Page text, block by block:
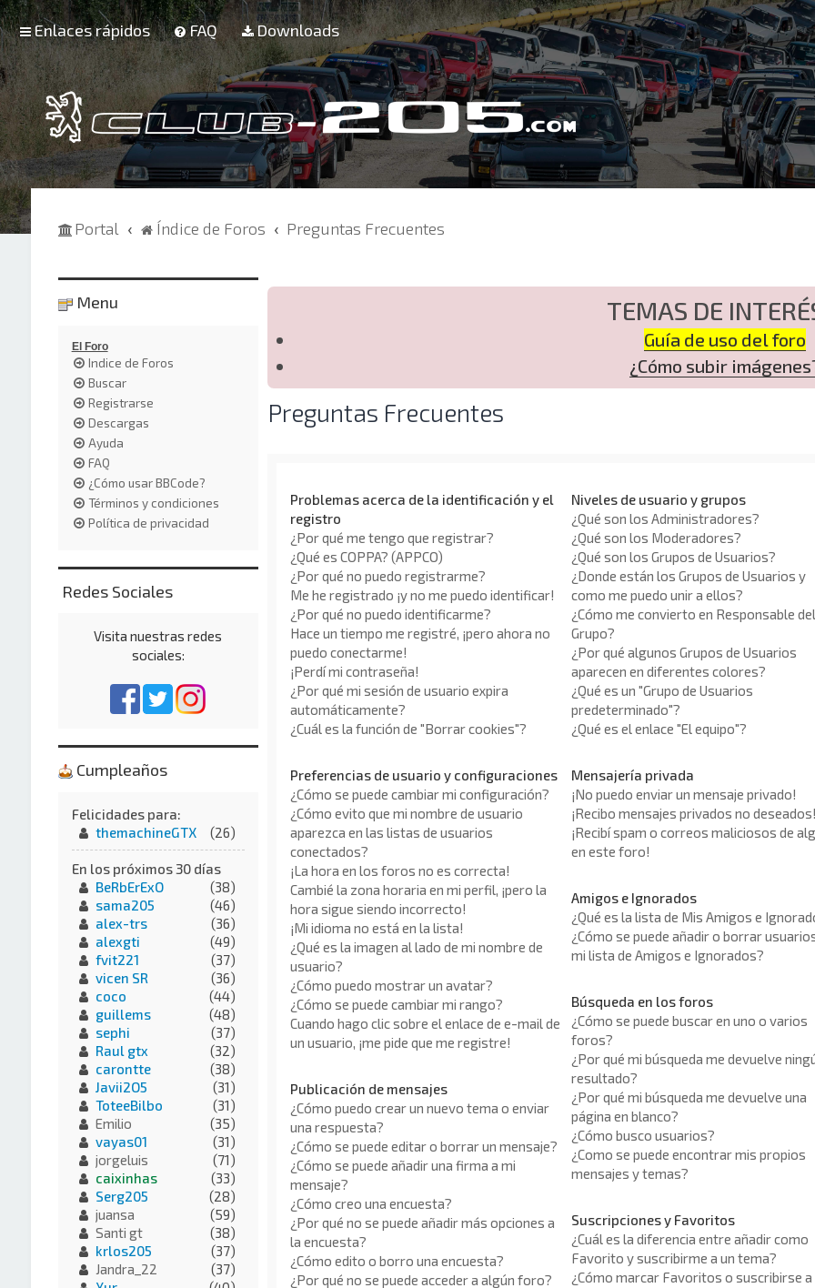
Enlaces rápidos FAQ Downloads
Portal Índice de Foros Preguntas Frecuentes
TEMAS DE
Guía de uso del foro
¿Cómo subir
Preguntas Frecuentes
Problemas acerca de la identificación y el
registro
¿Por qué me tengo que registrar?
¿Qué es COPPA? (APPCO)
¿Por qué no puedo registrarme?
Me he registrado ¡y no me puedo identificar!
¿Por qué no puedo identificarme?
Hace un tiempo me registré, ¡pero ahora no
puedo conectarme!
¡Perdí mi contraseña!
¿Por qué mi sesión de usuario expira
automáticamente?
¿Cuál es la función de "Borrar cookies"?
Preferencias de usuario y configuraciones
¿Cómo se puede cambiar mi configuración?
¿Cómo evito que mi nombre de usuario
aparezca en las listas de usuarios
conectados?
¡La hora en los foros no es correcta!
Cambié la zona horaria en mi perfil, ¡pero la
hora sigue siendo incorrecto!
¡Mi idioma no está en la lista!
¿Qué es la imagen al lado de mi nombre de
usuario?
¿Cómo puedo mostrar un avatar?
¿Cómo se puede cambiar mi rango?
Cuando hago clic sobre el enlace de e-mail de
un usuario, ¡me pide que me registre!
Publicación de mensajes
¿Cómo puedo crear un nuevo tema o enviar
una respuesta?
¿Cómo se puede editar o borrar un mensaje?
¿Cómo se puede añadir una firma a mi
mensaje?
¿Cómo creo una encuesta?
¿Por qué no se puede añadir más opciones a
la encuesta?
¿Cómo edito o borro una encuesta?
¿Por qué no se puede acceder a algún foro?
Niveles de usuario y grupos
¿Qué son los Administradores?
¿Qué son los Moderadores?
¿Qué son los Grupos de Usuarios?
¿Donde están los Grupos de Usuarios y
como me puedo unir a ellos?
¿Cómo me convierto en Responsable del
Grupo?
¿Por qué algunos Grupos de Usuarios
aparecen en diferentes colores?
¿Qué es un "Grupo de Usuarios
predeterminado"?
¿Qué es el enlace "El equipo"?
Mensajería privada
¡No puedo enviar un mensaje privado!
¡Recibo mensajes privados no deseados!
¡Recibí spam o correos maliciosos de
en este foro!
Amigos e Ignorados
¿Qué es la lista de Mis Amigos e
¿Cómo se puede añadir o borrar
mi lista de Amigos e Ignorados?
Búsqueda en los foros
¿Cómo se puede buscar en uno o varios
foros?
¿Por qué mi búsqueda me devuelve
resultado?
¿Por qué mi búsqueda me devuelve una
página en blanco?
¿Cómo busco usuarios?
¿Como se puede encontrar mis propios
mensajes y temas?
Suscripciones y Favoritos
¿Cuál es la diferencia entre añadir como
Favorito y suscribirme a un tema?
¿Cómo marcar Favoritos o suscribirse a
Menu
El Foro
Indice de Foros
Buscar
Registrarse
Descargas
Ayuda
FAQ
¿Cómo usar BBCode?
Términos y condiciones
Política de privacidad
Redes Sociales
Visita nuestras redes
sociales:
Cumpleaños
Felicidades para:
themachineGTX
(26)
En los próximos 30 días
BeRbErExO
(38)
sama205
(46)
alex-trs
(36)
alexgti
(49)
fvit221
(37)
vicen SR
(36)
coco
(44)
guillems
(48)
sephi
(37)
Raul gtx
(32)
carontte
(38)
Javii2O5
(31)
ToteeBilbo
(31)
Emilio
(35)
vayas01
(31)
jorgeluis
(71)
caixinhas
(33)
Serg205
(28)
juansa
(59)
Santi gt
(38)
krlos205
(37)
Jandra_22
(37)